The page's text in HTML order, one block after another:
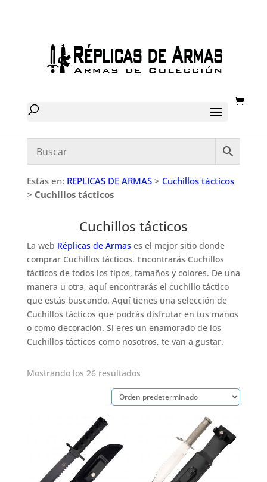
Estás en: REPLICAS DE ARMAS> Cuchillos tácticos
> Cuchillos tácticos
Cuchillos tácticos
La web Réplicas de Armases el mejor sitio donde
comprar Cuchillos tácticos. Encontrarás Cuchillos
tácticos de todos los tipos, tamaños y colores. De una
manera u otra, aquí encontrarás el cuchillo táctico
que estás buscando. Aquí tienes una selección de
Cuchillos tácticos que podrás disfrutar en tus manos
o como decoración. Si eres un enamorado de los
Cuchillos tácticos como nosotros, te van a gustar.
Mostrando los 26 resultados